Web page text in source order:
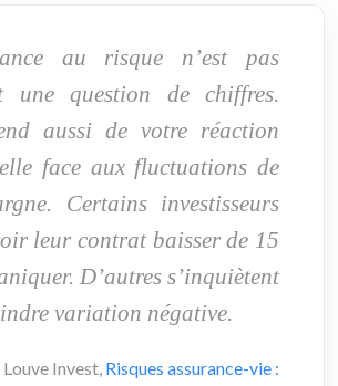
au risque n’est pas
une question de chiffres.
aussi de votre réaction
face aux fluctuations de
Certains investisseurs
leur contrat baisser de 15
D’autres s’inquiètent
variation négative.
Invest, Risques assurance-vie :